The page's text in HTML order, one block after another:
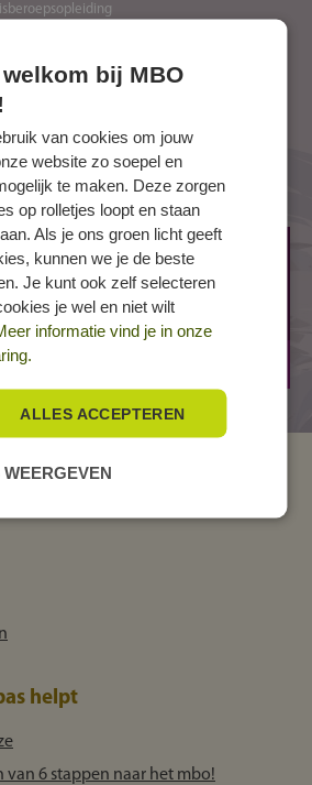
Leerparkpromenade
100
helpt
van 6 stappen naar het mbo!
bij MBO
van cookies om jouw
website zo soepel en
te maken. Deze zorgen
op rolletjes loopt en staan
Als je ons groen licht geeft
kunnen we je de beste
Je kunt ook zelf selecteren
je wel en niet wilt
informatie vind je in onze
ALLES ACCEPTEREN
WEERGEVEN